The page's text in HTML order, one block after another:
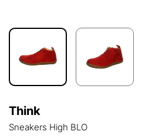
Think
Sneakers High BLO